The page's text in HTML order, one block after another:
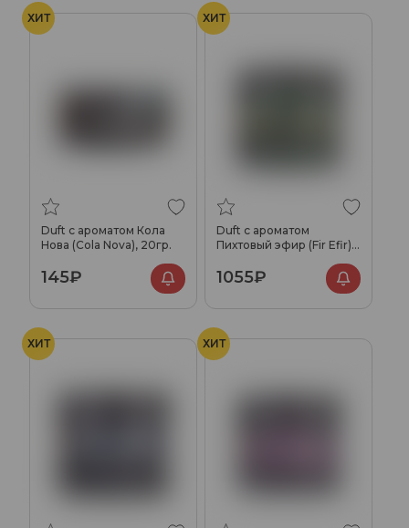
ХИТ
Duft с ароматом Кола
Нова (Cola Nova), 20гр.
145₽
ХИТ
Duft с ароматом
Пихтовый эфир (Fir Efir),
1055₽
ХИТ ХИТ